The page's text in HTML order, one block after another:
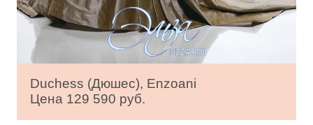
Duchess (Дюшес), Enzoani
Цена 129 590 руб.